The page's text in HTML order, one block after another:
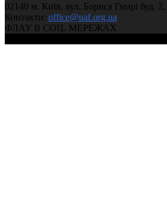
02140 м. Київ, вул. Бориса Гмирі буд.
Контакти: office@uaf.org.ua
ФЛАУ В СОЦ. МЕРЕЖАХ